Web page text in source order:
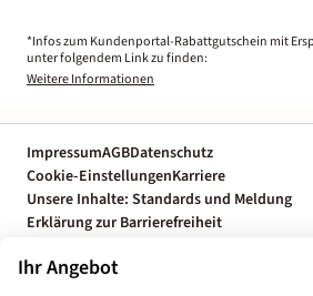
Ihr Angebot
*Infos zum Kundenportal-Rabattgutschein mit
unter folgendem Link zu finden:
Weitere Informationen
ImpressumAGBDatenschutz
Cookie-EinstellungenKarriere
Unsere Inhalte: Standards und Meldung
Erklärung zur Barrierefreiheit
Reiseexperten